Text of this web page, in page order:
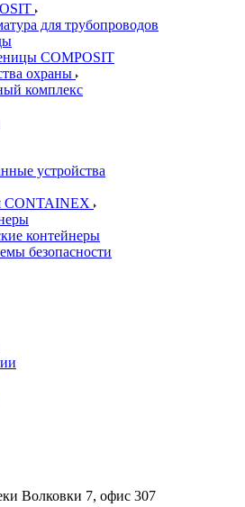
для трубопроводов
COMPOSIT
охраны
комплекс
устройства
CONTAINEX
контейнеры
безопасности
Волковки 7, офис 307